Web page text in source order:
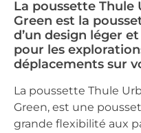
La poussette Thule
Green est la
d’un design léger
pour les
déplacements sur
La poussette Thule
Green, est une
grande flexibilité aux